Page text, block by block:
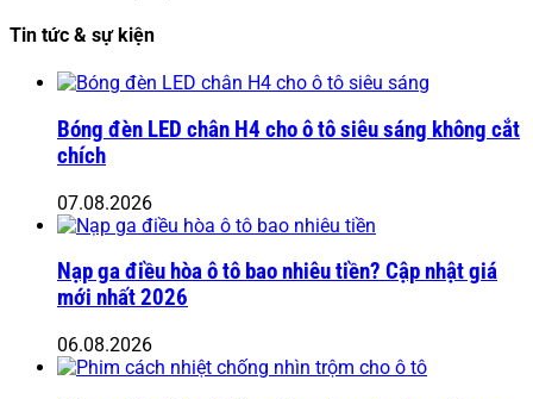
Tin tức & sự kiện
Bóng đèn LED chân H4 cho ô tô siêu sáng không cắt
chích
07.08.2026
Nạp ga điều hòa ô tô bao nhiêu tiền? Cập nhật giá
mới nhất 2026
06.08.2026